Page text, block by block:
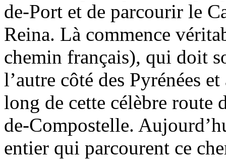
de-Port et de parcourir le
Reina. Là commence
chemin français), qui doit
l’autre côté des Pyrénées
long de cette célèbre route
de-Compostelle.
entier qui parcourent ce